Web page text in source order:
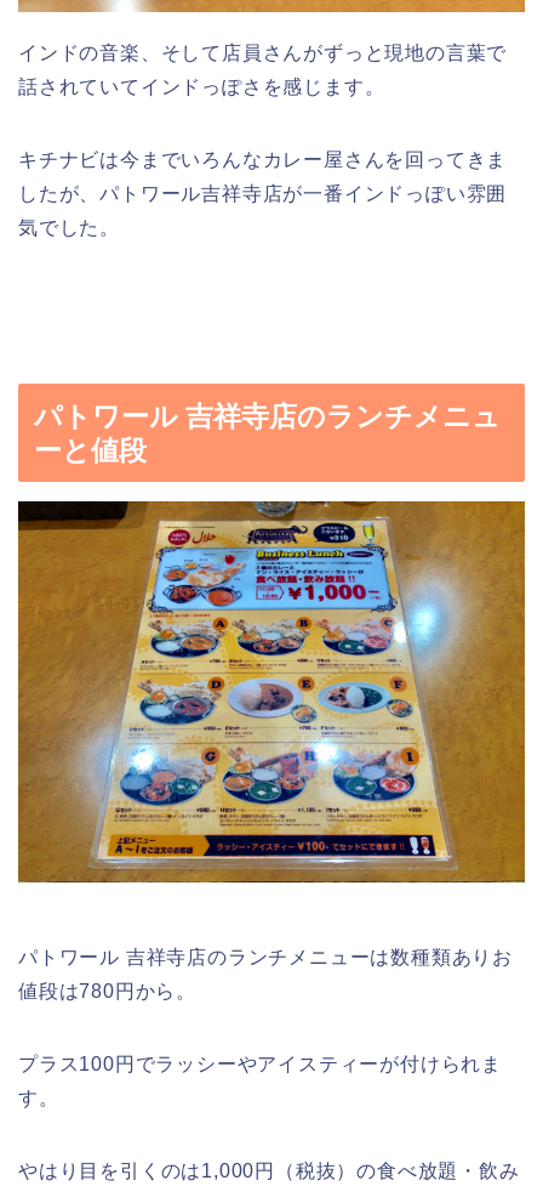
インドの音楽、そして店員さんがずっと現地の言葉で
話されていてインドっぽさを感じます。
キチナビは今までいろんなカレー屋さんを回ってきま
したが、パトワール吉祥寺店が一番インドっぽい雰囲
気でした。
パトワール 吉祥寺店のランチメニュ
ーと値段
パトワール 吉祥寺店のランチメニューは数種類ありお
値段は780円から。
プラス100円でラッシーやアイスティーが付けられま
す。
やはり目を引くのは1,000円（税抜）の食べ放題・飲み